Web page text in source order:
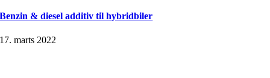
Benzin & diesel additiv til hybridbiler
17. marts 2022